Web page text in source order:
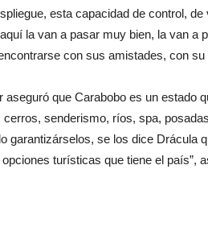
esta capacidad de control,
la van a pasar muy bien, la van a
con sus amistades, con su
aseguró que Carabobo es un estado
senderismo, ríos, spa,
garantizárselos, se los dice Drácula
turísticas que tiene el país”,